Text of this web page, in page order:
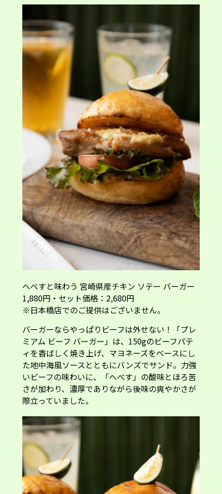
へべすと味わう 宮崎県産チキン ソテー バーガー
1,880円・セット価格：2,680円
※日本橋店でのご提供はございません。
バーガーならやっぱりビーフは外せない！「プレ
ミアム ビーフ バーガー」は、150gのビーフパテ
ィを香ばしく焼き上げ、マヨネーズをベースにし
た地中海風ソースとともにバンズでサンド。力強
いビーフの味わいに、「へべす」の酸味とほろ苦
さが加わり、濃厚でありながら後味の爽やかさが
際立っていました。